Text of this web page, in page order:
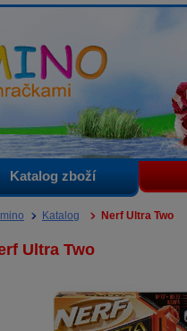
Katalog zboží
Katalog Nerf Ultra Two
Ultra Two